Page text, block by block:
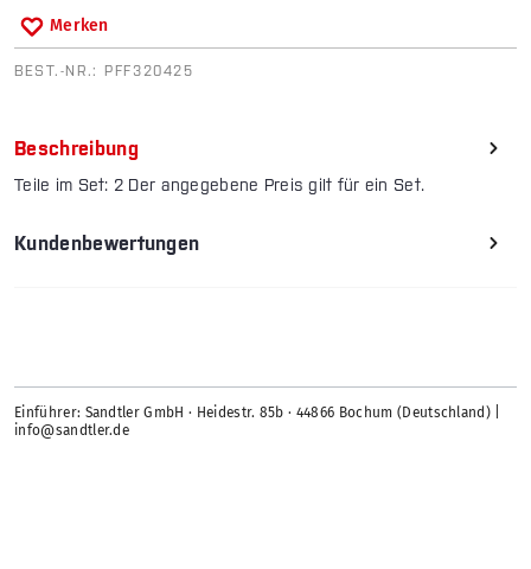
Merken
BEST.-NR.: PFF320425
Beschreibung
Teile im Set: 2 Der angegebene Preis gilt für ein Set.
Kundenbewertungen
Einführer: Sandtler GmbH · Heidestr. 85b · 44866 Bochum (Deutschland) |
info@sandtler.de